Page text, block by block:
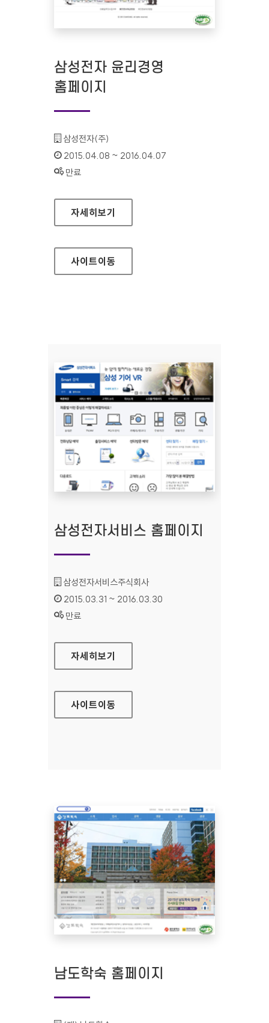
삼성전자 윤리경영
홈페이지
기관명 :
삼성전자(주)
인증기간 :
2015.04.08 ~ 2016.04.07
상태 :
만료
삼성전자 윤리경영 홈페이지
자세히보기
사이트이동
삼성전자서비스 홈페이지
기관명 :
삼성전자서비스주식회사
인증기간 :
2015.03.31 ~ 2016.03.30
상태 :
만료
삼성전자서비스 홈페이지
자세히보기
사이트이동
남도학숙 홈페이지